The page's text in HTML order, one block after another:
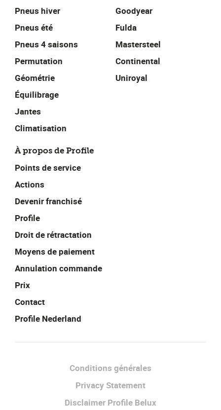
Pneus hiver
Pneus été
Pneus 4 saisons
Permutation
Géométrie
Équilibrage
Jantes
Climatisation
Goodyear
Fulda
Mastersteel
Continental
Uniroyal
À propos de Profile
Points de service
Actions
Devenir franchisé
Profile
Droit de rétractation
Moyens de paiement
Annulation commande
Prix
Contact
Profile Nederland
Conditions générales
Privacy Statement
Disclaimer Profile Belux